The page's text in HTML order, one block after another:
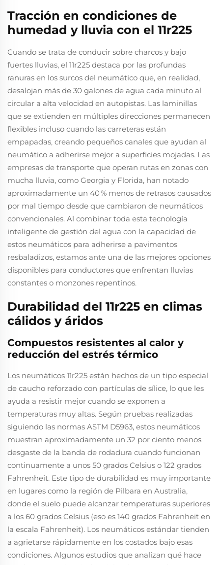
Tracción en condiciones de
humedad y lluvia con el 11r225
Cuando se trata de conducir sobre charcos y bajo
fuertes lluvias, el 11r225 destaca por las profundas
ranuras en los surcos del neumático que, en realidad,
desalojan más de 30 galones de agua cada minuto al
circular a alta velocidad en autopistas. Las laminillas
que se extienden en múltiples direcciones permanecen
flexibles incluso cuando las carreteras están
empapadas, creando pequeños canales que ayudan al
neumático a adherirse mejor a superficies mojadas. Las
empresas de transporte que operan rutas en zonas con
mucha lluvia, como Georgia y Florida, han notado
aproximadamente un 40 % menos de retrasos causados
por mal tiempo desde que cambiaron de neumáticos
convencionales. Al combinar toda esta tecnología
inteligente de gestión del agua con la capacidad de
estos neumáticos para adherirse a pavimentos
resbaladizos, estamos ante una de las mejores opciones
disponibles para conductores que enfrentan lluvias
constantes o monzones repentinos.
Durabilidad del 11r225 en climas
cálidos y áridos
Compuestos resistentes al calor y
reducción del estrés térmico
Los neumáticos 11r225 están hechos de un tipo especial
de caucho reforzado con partículas de sílice, lo que les
ayuda a resistir mejor cuando se exponen a
temperaturas muy altas. Según pruebas realizadas
siguiendo las normas ASTM D5963, estos neumáticos
muestran aproximadamente un 32 por ciento menos
desgaste de la banda de rodadura cuando funcionan
continuamente a unos 50 grados Celsius o 122 grados
Fahrenheit. Este tipo de durabilidad es muy importante
en lugares como la región de Pilbara en Australia,
donde el suelo puede alcanzar temperaturas superiores
a los 60 grados Celsius (eso es 140 grados Fahrenheit en
la escala Fahrenheit). Los neumáticos estándar tienden
a agrietarse rápidamente en los costados bajo esas
condiciones. Algunos estudios que analizan qué hace